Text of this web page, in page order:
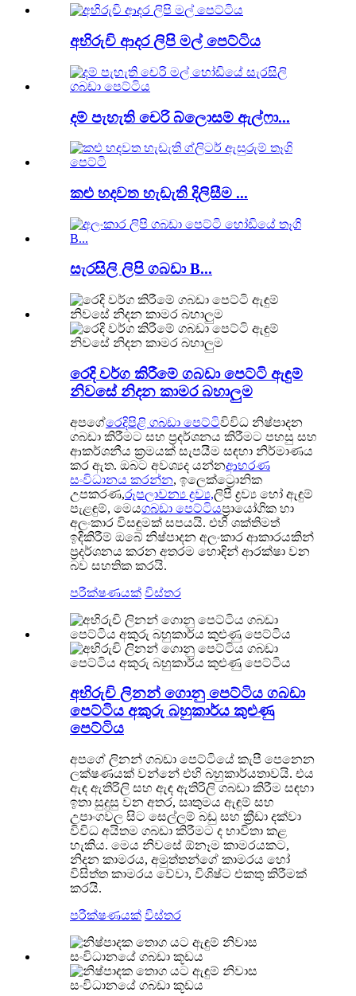
අභිරුචි ආදර ලිපි මල් පෙට්ටිය
දම් පැහැති චෙරි බ්ලොසම් ඇල්ෆා...
කළු හදවත හැඩැති දිලිසීම ...
සැරසිලි ලිපි ගබඩා B...
රෙදි වර්ග කිරීමේ ගබඩා පෙට්ටි ඇඳුම්
නිවසේ නිදන කාමර බහාලුම
අපගේරෙදිපිළි ගබඩා පෙට්ටිවිවිධ නිෂ්පාදන
ගබඩා කිරීමට සහ ප්‍රදර්ශනය කිරීමට පහසු සහ
ආකර්ශනීය ක්‍රමයක් සැපයීම සඳහා නිර්මාණය
කර ඇත. ඔබට අවශ්‍යද යන්නආභරණ
සංවිධානය කරන්න, ඉලෙක්ට්‍රොනික
උපකරණ,රූපලාවන්‍ය ද්‍රව්‍ය,ලිපි ද්‍රව්‍ය හෝ ඇඳුම්
පැළඳුම්, මෙයගබඩා පෙට්ටියප්‍රායෝගික හා
අලංකාර විසඳුමක් සපයයි. එහි ශක්තිමත්
ඉදිකිරීම් ඔබේ නිෂ්පාදන අලංකාර ආකාරයකින්
ප්‍රදර්ශනය කරන අතරම හොඳින් ආරක්ෂා වන
බව සහතික කරයි.
පරීක්ෂණයක් විස්තර
අභිරුචි ලිනන් ගොනු පෙට්ටිය ගබඩා
පෙට්ටිය අකුරු බහුකාර්ය කුළුණු
පෙට්ටිය
අපගේ ලිනන් ගබඩා පෙට්ටියේ කැපී පෙනෙන
ලක්ෂණයක් වන්නේ එහි බහුකාර්යතාවයි. එය
ඇඳ ඇතිරිලි සහ ඇඳ ඇතිරිලි ගබඩා කිරීම සඳහා
ඉතා සුදුසු වන අතර, සෘතුමය ඇඳුම් සහ
උපාංගවල සිට සෙල්ලම් බඩු සහ ක්‍රීඩා දක්වා
විවිධ අයිතම ගබඩා කිරීමට ද භාවිතා කළ
හැකිය. මෙය නිවසේ ඕනෑම කාමරයකට,
නිදන කාමරය, අමුත්තන්ගේ කාමරය හෝ
විසිත්ත කාමරය වේවා, විශිෂ්ට එකතු කිරීමක්
කරයි.
පරීක්ෂණයක් විස්තර